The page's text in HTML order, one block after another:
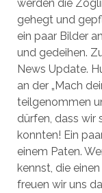
werden die
gehegt und
ein paar Bilder
und gedeihen.
News Update.
an der „Mach
teilgenommen
dürfen, dass wir
konnten! Ein
einem Paten.
kennst, die
freuen wir uns